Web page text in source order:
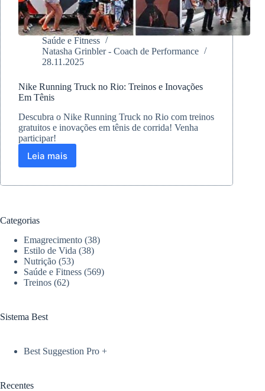
Saúde e Fitness
Natasha Grinbler - Coach de Performance
28.11.2025
Nike Running Truck no Rio: Treinos e Inovações
Em Tênis
Descubra o Nike Running Truck no Rio com treinos
gratuitos e inovações em tênis de corrida! Venha
participar!
Leia mais
Nike
Truck
Inovações
Em
Tênis
Categorias
Emagrecimento (38)
Estilo de Vida (38)
Nutrição (53)
Saúde e Fitness (569)
Treinos (62)
Sistema Best
Best Suggestion Pro +
Recentes